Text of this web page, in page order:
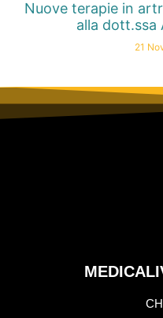
Nuove terapie in
alla dott.ssa
21